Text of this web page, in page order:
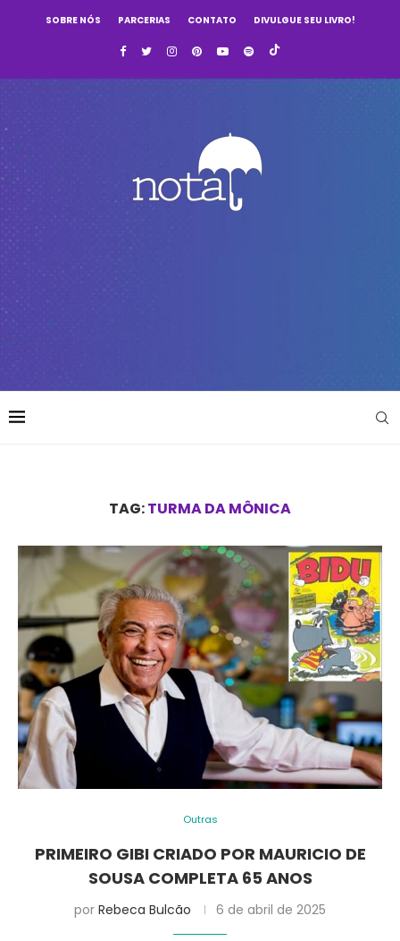
SOBRE NÓS PARCERIAS CONTATO DIVULGUE SEU LIVRO!
TAG:TURMA DA MÔNICA
Outras
PRIMEIRO GIBI CRIADO POR MAURICIO DE
SOUSA COMPLETA 65 ANOS
por Rebeca Bulcão 6 de abril de 2025